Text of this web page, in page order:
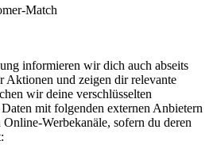
Match
informieren wir dich auch abseits
Aktionen und zeigen dir relevante
wir deine verschlüsselten
mit folgenden externen Anbietern
Online-Werbekanäle, sofern du deren